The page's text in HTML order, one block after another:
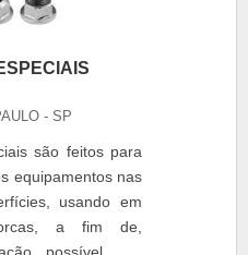
- SP
são feitos para
equipamentos nas
usando em
a fim de,